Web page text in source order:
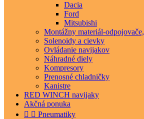
Dacia
Ford
Mitsubishi
Montážny materiál-
Solenoidy a cievky
Ovládanie navijakov
Náhradné diely
Kompresory
Prenosné chladničky
Kanistre
RED WINCH navijaky
Akčná ponuka
  Pneumatiky